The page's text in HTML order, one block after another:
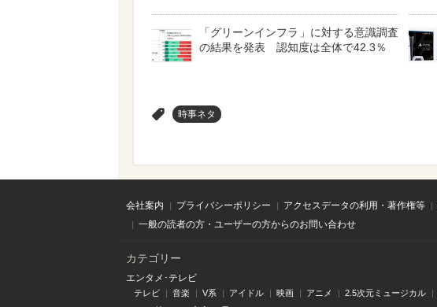
「グリーンインフラ」に対する意識調査
の結果を発表 認知度は全体で42.3％
時事ネタ
会社案内 プライバシーポリシー アクセスデータの利用・著作権等
一般の読者の方・ユーザーの方からのお問い合わせ
カテゴリー
エンタメ･テレビ
テレビ 音楽 V系 アイドル 映画 アニメ 2.5次元ミュージカル